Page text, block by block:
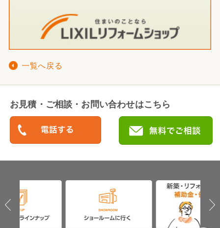
一覧へ戻る
お見積・ご相談・お問い合わせはこちら